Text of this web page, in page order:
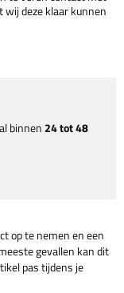
deze klaar kunnen
binnen 24 tot 48
op te nemen en een
gevallen kan dit
pas tijdens je